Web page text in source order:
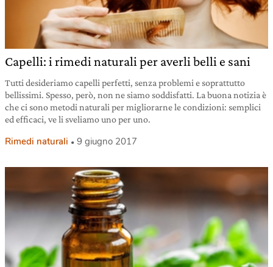
Capelli: i rimedi naturali per averli belli e sani
Tutti desideriamo capelli perfetti, senza problemi e soprattutto
bellissimi. Spesso, però, non ne siamo soddisfatti. La buona notizia è
che ci sono metodi naturali per migliorarne le condizioni: semplici
ed efficaci, ve li sveliamo uno per uno.
Rimedi naturali 9 giugno 2017